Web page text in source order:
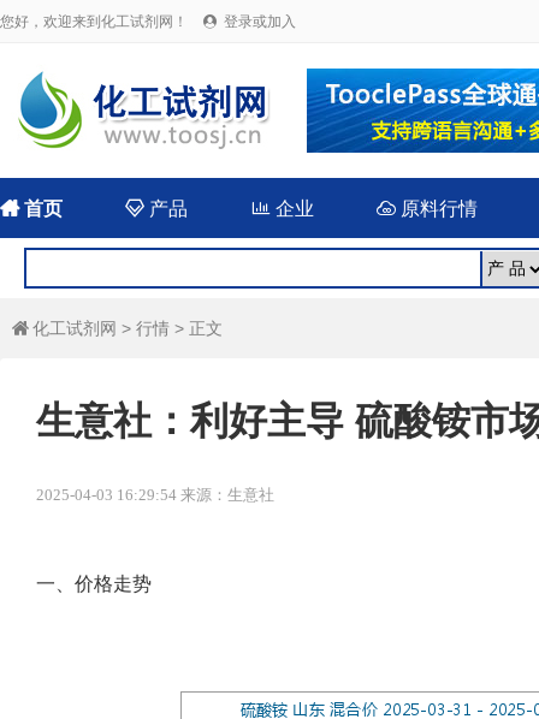
您好，欢迎来到化工试剂网！  登录或加入
首页  产品 企业 原料行情
 化工试剂网 > 行情 > 正文
生意社：利好主导 硫酸铵市
2025-04-03 16:29:54 来源：生意社
一、价格走势